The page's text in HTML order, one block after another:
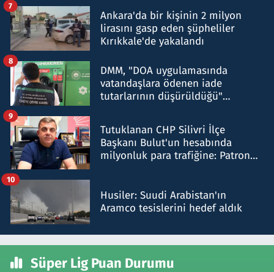
Ankara'da bir kişinin 2 milyon
lirasını gasp eden şüpheliler
Kırıkkale'de yakalandı
7
DMM, "DOA uygulamasında
vatandaşlara ödenen iade
tutarlarının düşürüldüğü"
8
Tutuklanan CHP Silivri İlçe
Başkanı Bulut'un hesabında
milyonluk para trafiğine: Patron
9
Husiler: Suudi Arabistan'ın
Aramco tesislerini hedef aldık
10
Süper Lig Puan Durumu